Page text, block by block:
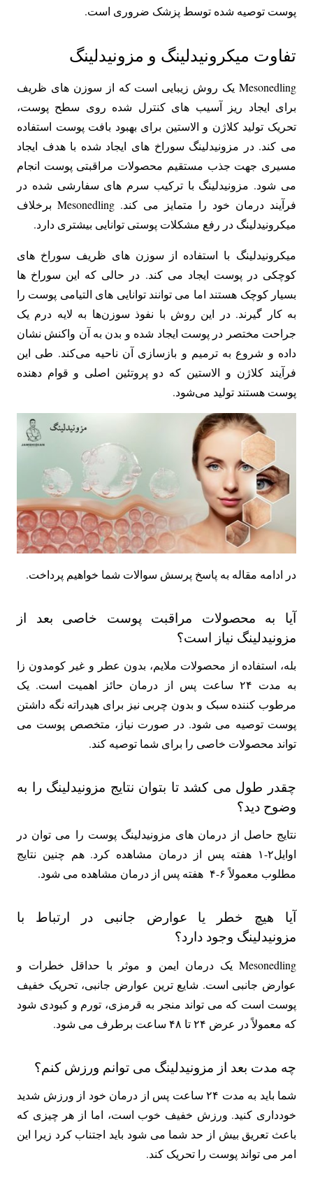
پوست توصیه شده توسط پزشک ضروری است.
تفاوت میکرونیدلینگ و مزونیدلینگ
Mesonedling یک روش زیبایی است که از سوزن های ظریف
برای ایجاد ریز آسیب های کنترل شده روی سطح پوست،
تحریک تولید کلاژن و الاستین برای بهبود بافت پوست استفاده
می کند. در مزونیدلینگ سوراخ های ایجاد شده با هدف ایجاد
مسیری جهت جذب مستقیم محصولات مراقبتی پوست انجام
می شود. مزونیدلینگ با ترکیب سرم های سفارشی شده در
فرآیند درمان خود را متمایز می کند. Mesonedling برخلاف
میکرونیدلینگ در رفع مشکلات پوستی توانایی بیشتری دارد.
میکرونیدلینگ با استفاده از سوزن های ظریف سوراخ های
کوچکی در پوست ایجاد می کند. در حالی که این سوراخ ها
بسیار کوچک هستند اما می توانند توانایی های التیامی پوست را
به کار گیرند. در این روش با نفوذ سوزن‌ها به لایه درم یک
جراحت مختصر در پوست ایجاد شده و بدن به آن واکنش نشان
داده و شروع به ترمیم و بازسازی آن ناحیه می‌کند. طی این
فرآیند کلاژن و الاستین که دو پروتئین اصلی و قوام دهنده
پوست هستند تولید می‌شود.
در ادامه مقاله به پاسخ پرسش سوالات شما خواهیم پرداخت.
آیا به محصولات مراقبت پوست خاصی بعد از
مزونیدلینگ نیاز است؟
بله، استفاده از محصولات ملایم، بدون عطر و غیر کومدون زا
به مدت ۲۴ ساعت پس از درمان حائز اهمیت است. یک
مرطوب کننده سبک و بدون چربی نیز برای هیدراته نگه داشتن
پوست توصیه می شود. در صورت نیاز، متخصص پوست می
تواند محصولات خاصی را برای شما توصیه کند.
چقدر طول می کشد تا بتوان نتایج مزونیدلینگ را به
وضوح دید؟
نتایج حاصل از درمان های مزونیدلینگ پوست را می توان در
اوایل۲-۱ هفته پس از درمان مشاهده کرد. هم چنین نتایج
مطلوب معمولاً ۶-۴ هفته پس از درمان مشاهده می شود.
آیا هیچ خطر یا عوارض جانبی در ارتباط با
مزونیدلینگ وجود دارد؟
Mesonedling یک درمان ایمن و موثر با حداقل خطرات و
عوارض جانبی است. شایع ترین عوارض جانبی، تحریک خفیف
پوست است که می تواند منجر به قرمزی، تورم و کبودی شود
که معمولاً در عرض ۲۴ تا ۴۸ ساعت برطرف می شود.
چه مدت بعد از مزونیدلینگ می توانم ورزش کنم؟
شما باید به مدت ۲۴ ساعت پس از درمان خود از ورزش شدید
خودداری کنید. ورزش خفیف خوب است، اما از هر چیزی که
باعث تعریق بیش از حد شما می شود باید اجتناب کرد زیرا این
امر می تواند پوست را تحریک کند.